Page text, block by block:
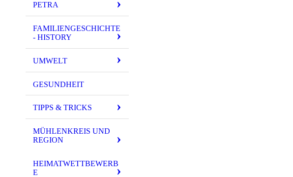
PETRA
FAMILIENGESCHICHTE
- HISTORY
UMWELT
GESUNDHEIT
TIPPS & TRICKS
MÜHLENKREIS UND
REGION
HEIMATWETTBEWERB
E